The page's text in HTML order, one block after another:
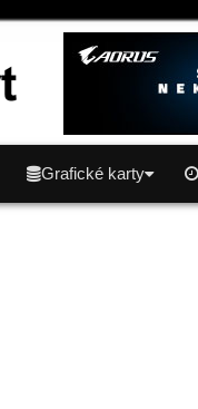
Grafické karty